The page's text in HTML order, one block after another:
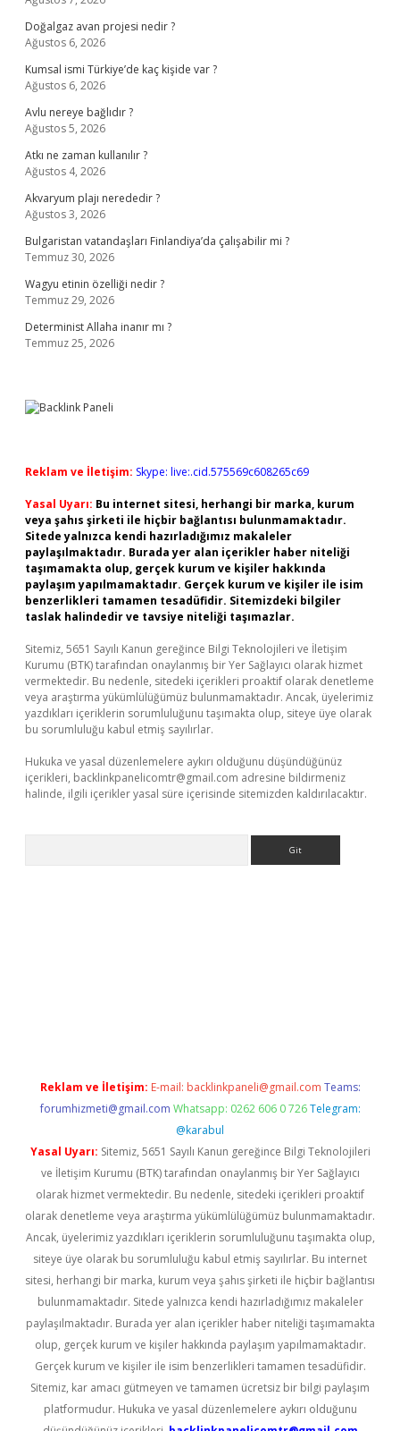
Doğalgaz avan projesi nedir ?
Ağustos 6, 2026
Kumsal ismi Türkiye’de kaç kişide var ?
Ağustos 6, 2026
Avlu nereye bağlıdır ?
Ağustos 5, 2026
Atkı ne zaman kullanılır ?
Ağustos 4, 2026
Akvaryum plajı nerededir ?
Ağustos 3, 2026
Bulgaristan vatandaşları Finlandiya’da çalışabilir mi ?
Temmuz 30, 2026
Wagyu etinin özelliği nedir ?
Temmuz 29, 2026
Determinist Allaha inanır mı ?
Temmuz 25, 2026
Reklam ve İletişim: Skype: live:.cid.575569c608265c69
Yasal Uyarı: Bu internet sitesi, herhangi bir marka, kurum
veya şahıs şirketi ile hiçbir bağlantısı bulunmamaktadır.
Sitede yalnızca kendi hazırladığımız makaleler
paylaşılmaktadır. Burada yer alan içerikler haber niteliği
taşımamakta olup, gerçek kurum ve kişiler hakkında
paylaşım yapılmamaktadır. Gerçek kurum ve kişiler ile isim
benzerlikleri tamamen tesadüfidir. Sitemizdeki bilgiler
taslak halindedir ve tavsiye niteliği taşımazlar.
Sitemiz, 5651 Sayılı Kanun gereğince Bilgi Teknolojileri ve İletişim
Kurumu (BTK) tarafından onaylanmış bir Yer Sağlayıcı olarak hizmet
vermektedir. Bu nedenle, sitedeki içerikleri proaktif olarak denetleme
veya araştırma yükümlülüğümüz bulunmamaktadır. Ancak, üyelerimiz
yazdıkları içeriklerin sorumluluğunu taşımakta olup, siteye üye olarak
bu sorumluluğu kabul etmiş sayılırlar.
Hukuka ve yasal düzenlemelere aykırı olduğunu düşündüğünüz
içerikleri, backlinkpanelicomtr@gmail.com adresine bildirmeniz
halinde, ilgili içerikler yasal süre içerisinde sitemizden kaldırılacaktır.
Reklam ve İletişim: E-mail: backlinkpaneli@gmail.com Teams:
forumhizmeti@gmail.com Whatsapp: 0262 606 0 726 Telegram:
@karabul
Yasal Uyarı: Sitemiz, 5651 Sayılı Kanun gereğince Bilgi Teknolojileri
ve İletişim Kurumu (BTK) tarafından onaylanmış bir Yer Sağlayıcı
olarak hizmet vermektedir. Bu nedenle, sitedeki içerikleri proaktif
olarak denetleme veya araştırma yükümlülüğümüz bulunmamaktadır.
Ancak, üyelerimiz yazdıkları içeriklerin sorumluluğunu taşımakta olup,
siteye üye olarak bu sorumluluğu kabul etmiş sayılırlar. Bu internet
sitesi, herhangi bir marka, kurum veya şahıs şirketi ile hiçbir bağlantısı
bulunmamaktadır. Sitede yalnızca kendi hazırladığımız makaleler
paylaşılmaktadır. Burada yer alan içerikler haber niteliği taşımamakta
olup, gerçek kurum ve kişiler hakkında paylaşım yapılmamaktadır.
Gerçek kurum ve kişiler ile isim benzerlikleri tamamen tesadüfidir.
Sitemiz, kar amacı gütmeyen ve tamamen ücretsiz bir bilgi paylaşım
platformudur. Hukuka ve yasal düzenlemelere aykırı olduğunu